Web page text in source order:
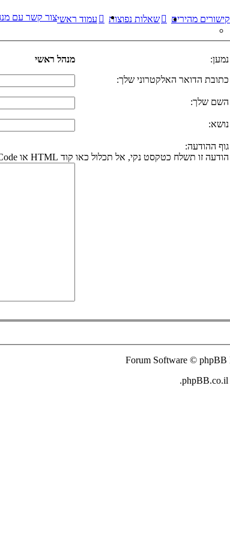
קישורים מהירים שאלות נפוצות עמוד ראשיצור קשר עם
נמען:
מנהל ראשי
כתובת הדואר האלקטרוני שלך:
השם שלך:
נושא:
גוף ההודעה:
הודעה זו תשלח כטקסט נקי, אל תכלול כאו קוד HTML או BBCode. הכתובת לחזרה תיקבע על פי כתובת הדואר אלקטרוני שלך.